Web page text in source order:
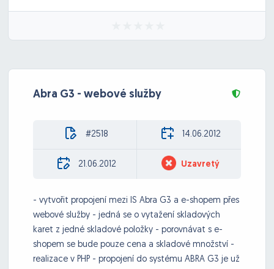
Abra G3 - webové služby
#2518 14.06.2012
21.06.2012 Uzavretý
- vytvořit propojení mezi IS Abra G3 a e-shopem přes
webové služby - jedná se o vytažení skladových
karet z jedné skladové položky - porovnávat s e-
shopem se bude pouze cena a skladové množství -
realizace v PHP - propojení do systému ABRA G3 je už